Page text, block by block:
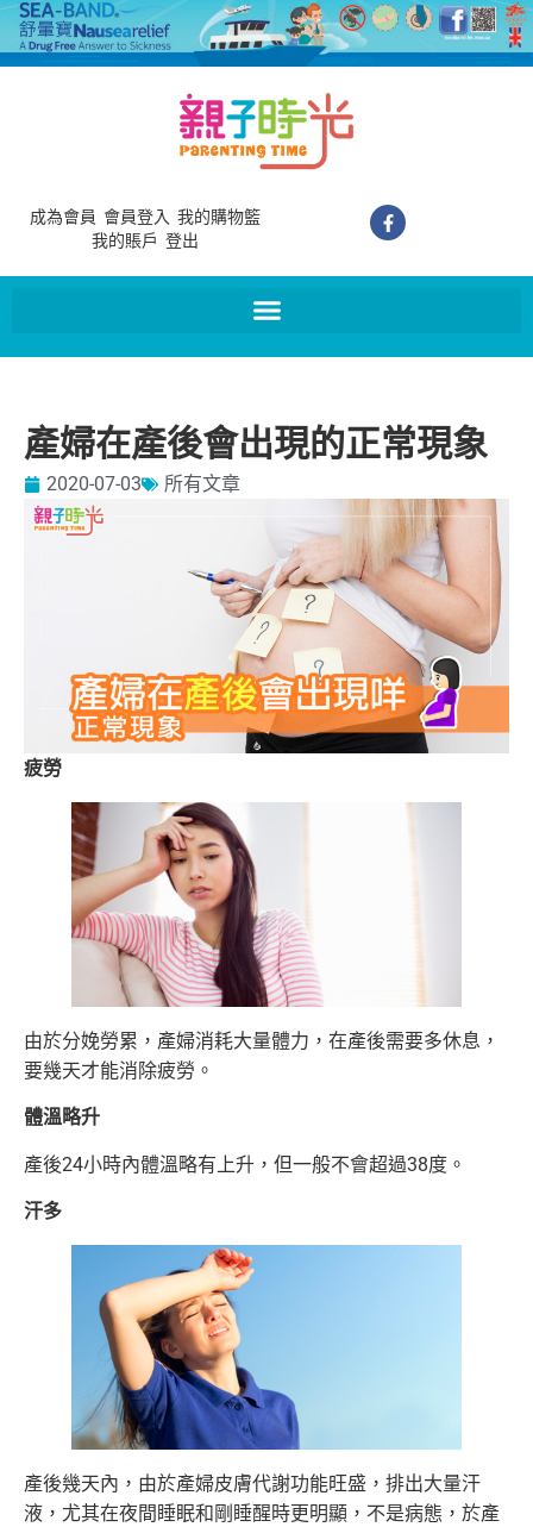
成為會員 會員登入 我的購物籃
我的賬戶 登出
產婦在產後會出現的正常現象
2020-07-03 所有文章
疲勞
由於分娩勞累，產婦消耗大量體力，在產後需要多休息，
要幾天才能消除疲勞。
體溫略升
產後24小時內體溫略有上升，但一般不會超過38度。
汗多
產後幾天內，由於產婦皮膚代謝功能旺盛，排出大量汗
液，尤其在夜間睡眠和剛睡醒時更明顯，不是病態，於產